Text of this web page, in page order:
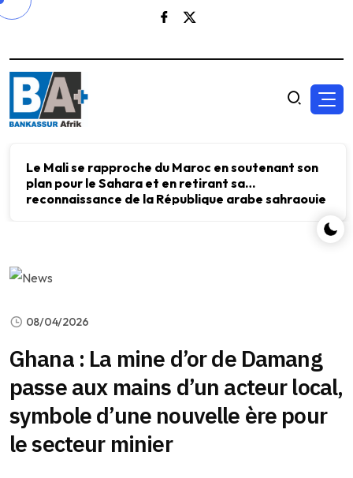
Le Mali se rapproche du Maroc en soutenant son
plan pour le Sahara et en retirant sa
reconnaissance de la République arabe sahraouie
08/04/2026
Ghana : La mine d’or de Damang
passe aux mains d’un acteur local,
symbole d’une nouvelle ère pour
le secteur minier